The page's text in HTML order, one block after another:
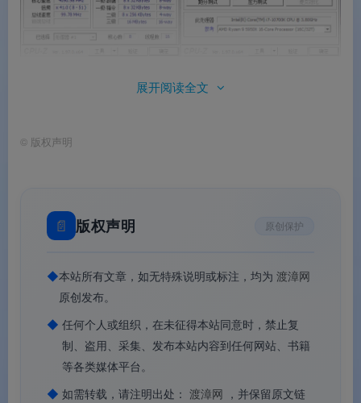
✅ 5MB 极致轻量
：体积小巧，启动速度极快
息全覆盖
11 全系列支持
✅信息读取精准可靠
令，数据非常可靠
展开阅读全文
© 版权声明
📄 版权声明 原创保护
◆本站所有文章，如无特殊说明或标注，均为 渡漳网
原创发布。
◆ 任何个人或组织，在未征得本站同意时，禁止复
制、盗用、采集、发布本站内容到任何网站、书籍
等各类媒体平台。
◆ 如需转载，请注明出处： 渡漳网 ，并保留原文链